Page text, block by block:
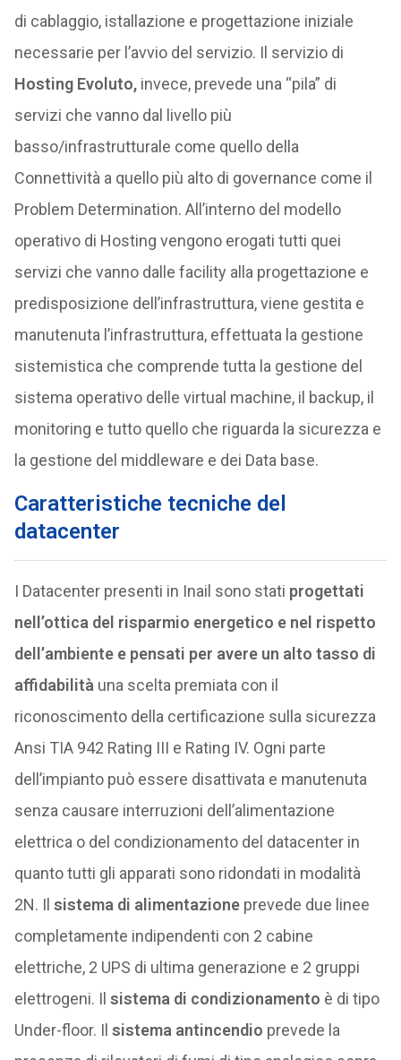
di cablaggio, istallazione e progettazione iniziale
necessarie per l’avvio del servizio. Il servizio di
Hosting Evoluto,invece, prevede una “pila” di
servizi che vanno dal livello più
basso/infrastrutturale come quello della
Connettività a quello più alto di governance come il
Problem Determination. All’interno del modello
operativo di Hosting vengono erogati tutti quei
servizi che vanno dalle facility alla progettazione e
predisposizione dell’infrastruttura, viene gestita e
manutenuta l’infrastruttura, effettuata la gestione
sistemistica che comprende tutta la gestione del
sistema operativo delle virtual machine, il backup, il
monitoring e tutto quello che riguarda la sicurezza e
la gestione del middleware e dei Data base.
Caratteristiche tecniche del
datacenter
I Datacenter presenti in Inail sono stati progettati
nell’ottica del risparmio energetico e nel rispetto
dell’ambiente e pensati per avere un alto tasso di
affidabilità una scelta premiata con il
riconoscimento della certificazione sulla sicurezza
Ansi TIA 942 Rating III e Rating IV. Ogni parte
dell’impianto può essere disattivata e manutenuta
senza causare interruzioni dell’alimentazione
elettrica o del condizionamento del datacenter in
quanto tutti gli apparati sono ridondati in modalità
2N. Il sistema di alimentazioneprevede due linee
completamente indipendenti con 2 cabine
elettriche, 2 UPS di ultima generazione e 2 gruppi
elettrogeni. Il sistema di condizionamento è di tipo
Under-floor. Il sistema antincendio prevede la